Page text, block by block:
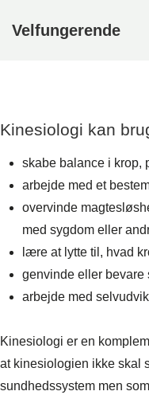
HopVelfungerende
Kinesiologi kan
skabe balance i krop,
arbejde med et
overvinde
med sygdom eller
lære at lytte til, hvad
genvinde eller bevare
arbejde med
Kinesiologi er en
at kinesiologien ikke skal
sundhedssystem men